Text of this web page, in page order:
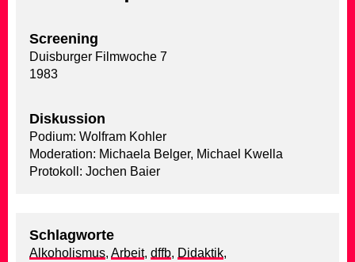
Screening
Duisburger Filmwoche 7
1983
Diskussion
Podium: Wolfram Kohler
Moderation: Michaela Belger, Michael Kwella
Protokoll: Jochen Baier
Schlagworte
Alkoholismus, Arbeit, dffb, Didaktik,